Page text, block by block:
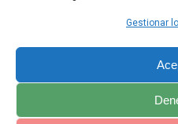
Gestionar
Capítulo Anterior